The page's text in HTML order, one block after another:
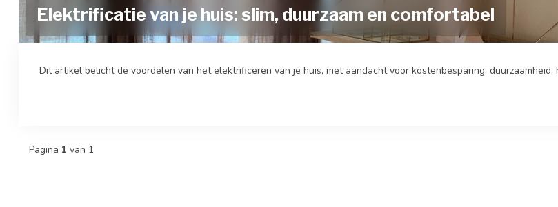
Elektrificatie van je huis: slim, duurzaam en comfortabel
Dit artikel belicht de voordelen van het elektrificeren van je huis, met aandacht voor kostenbesparing, duurzaamheid,
Pagina 1 van 1